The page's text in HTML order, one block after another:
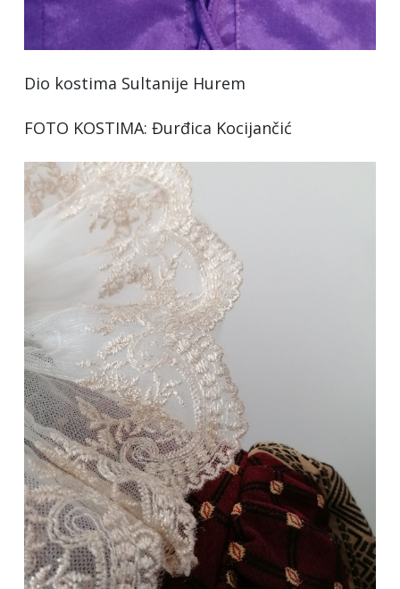
Dio kostima Sultanije Hurem
FOTO KOSTIMA: Đurđica Kocijančić